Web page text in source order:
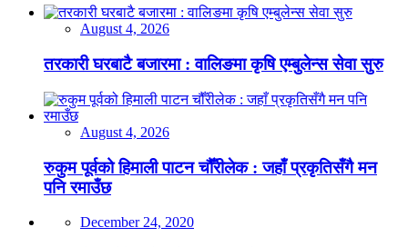
August 4, 2026
तरकारी घरबाटै बजारमा : वालिङमा कृषि एम्बुलेन्स सेवा सुरु
August 4, 2026
रुकुम पूर्वको हिमाली पाटन चौँरीलेक : जहाँ प्रकृतिसँगै मन
पनि रमाउँछ
December 24, 2020